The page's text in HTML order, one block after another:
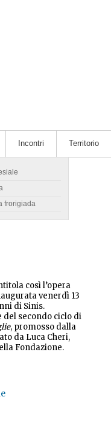
frorigiada
Incontri Territorio
Giovanni:
così l’opera
venerdì 13
di Sinis.
del secondo ciclo di
, promosso dalla
da Luca Cheri,
Fondazione.